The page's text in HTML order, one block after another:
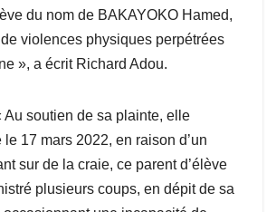
du nom de BAKAYOKO Hamed,
violences physiques perpétrées
», a écrit Richard Adou.
Au soutien de sa plainte, elle
17 mars 2022, en raison d’un
sur de la craie, ce parent d’élève
plusieurs coups, en dépit de sa